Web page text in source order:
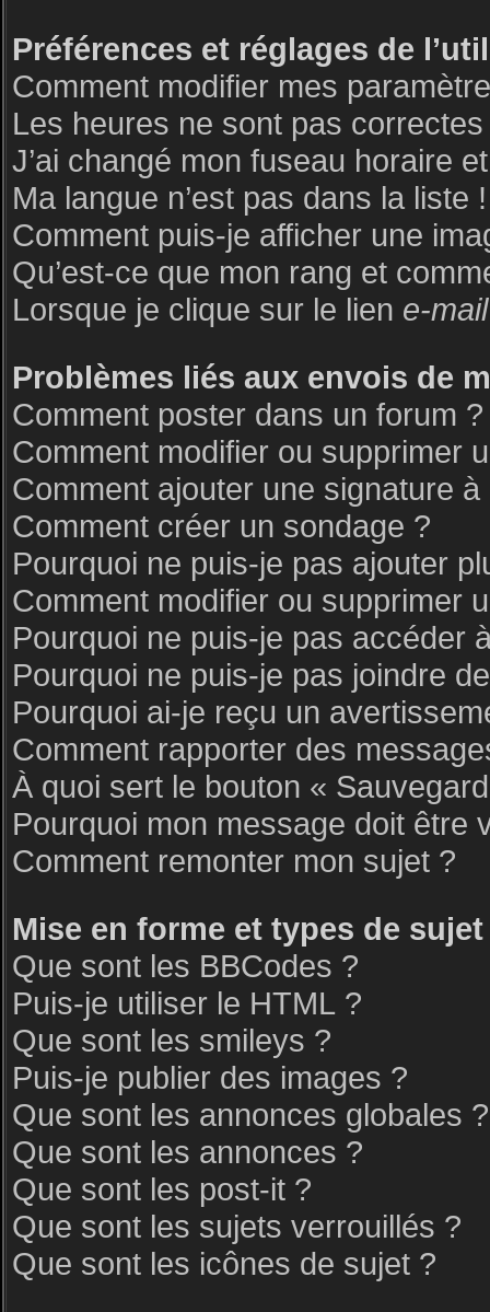
Préférences et réglages de
Comment modifier mes
Les heures ne sont pas correctes
J’ai changé mon fuseau horaire
Ma langue n’est pas dans la liste !
Comment puis-je afficher une
Qu’est-ce que mon rang et
Lorsque je clique sur le lien e-mail
Problèmes liés aux envois de
Comment poster dans un forum ?
Comment modifier ou supprimer
Comment ajouter une signature
Comment créer un sondage ?
Pourquoi ne puis-je pas ajouter
Comment modifier ou supprimer
Pourquoi ne puis-je pas accéder
Pourquoi ne puis-je pas joindre
Pourquoi ai-je reçu un
Comment rapporter des
À quoi sert le bouton «
Pourquoi mon message doit être
Comment remonter mon sujet ?
Mise en forme et types de sujet
Que sont les BBCodes ?
Puis-je utiliser le HTML ?
Que sont les smileys ?
Puis-je publier des images ?
Que sont les annonces globales ?
Que sont les annonces ?
Que sont les post-it ?
Que sont les sujets verrouillés ?
Que sont les icônes de sujet ?